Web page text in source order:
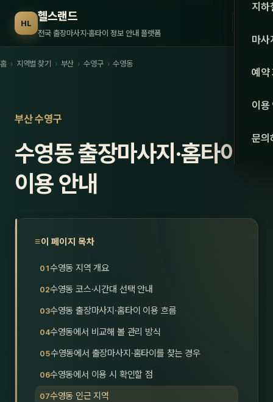
HL 헬스랜드
전국 출장마사지·홈타이 정보 안내 플랫폼 서울
강원·
강원
충북
지하
마사
관리
스
예약
이용
문의
홈 › 지역별 찾기 › 부산 › 수영구 › 수영동
부산 수영구
수영동 출장마사지·홈타이
이용 안내
이 페이지 목차
수영동 지역 개요
수영동 코스·시간대 선택 안내
수영동 출장마사지·홈타이 이용 흐름
수영동에서 비교해 볼 관리 방식
수영동에서 출장마사지·홈타이를 찾는 경우
수영동에서 이용 시 확인할 점
수영동 인근 지역